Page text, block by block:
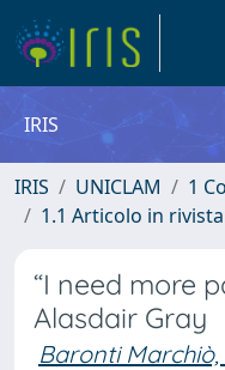
IRIS
IRIS UNICLAM
1
1.1 Articolo in rivista
“I need more
Alasdair Gray
Baronti